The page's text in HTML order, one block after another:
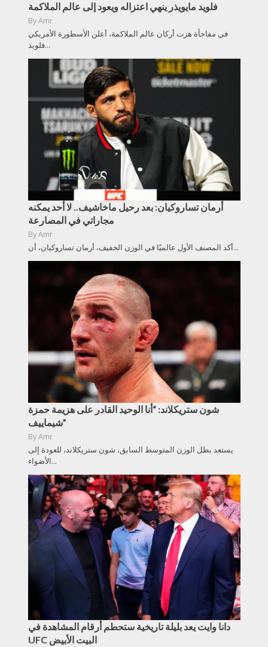
فلويد مايويذر ينهي اعتزاله ويعود إلى عالم الملاكمة
ByAmr
في مفاجأة هزت أركان عالم الملاكمة، أعلن الأسطورة الأمريكي
فلويد...
أرمان تساروكيان: بعد رحيل ماخاشيف.. لا أحد يمكنه
مجاراتي في المصارعة
ByAmr
أكد المصنف الأول عالميًا في الوزن الخفيف، أرمان تساروكيان، أن...
شون ستريكلاند: “أنا الوحيد القادر على هزيمة حمزة
شيماييف”
ByAmr
يستعد بطل الوزن المتوسط السابق، شون ستريكلاند، للعودة إلى
الأضواء...
دانا وايت يعد بليلة تاريخية ستحطم أرقام المشاهدة في
UFC البيت الأبيض